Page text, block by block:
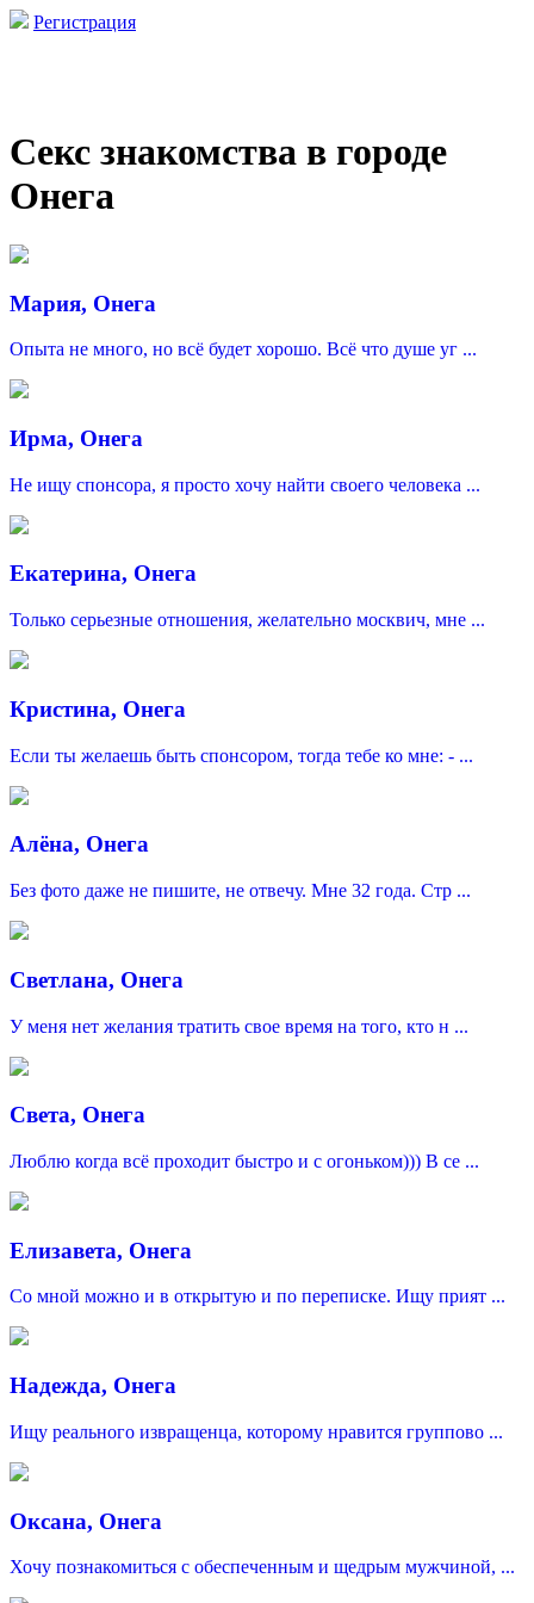
Регистрация
Секс знакомства в городе
Онега
Мария, Онега
Опыта не много, но всё будет хорошо. Всё что душе уг ...
Ирма, Онега
Не ищу спонсора, я просто хочу найти своего человека ...
Екатерина, Онега
Только серьезные отношения, желательно москвич, мне ...
Кристина, Онега
Если ты желаешь быть спонсором, тогда тебе ко мне: - ...
Алёна, Онега
Без фото даже не пишите, не отвечу. Мне 32 года. Стр ...
Светлана, Онега
У меня нет желания тратить свое время на того, кто н ...
Света, Онега
Люблю когда всё проходит быстро и с огоньком))) В се ...
Елизавета, Онега
Со мной можно и в открытую и по переписке. Ищу прият ...
Надежда, Онега
Ищу реального извращенца, которому нравится группово ...
Оксана, Онега
Хочу познакомиться с обеспеченным и щедрым мужчиной, ...